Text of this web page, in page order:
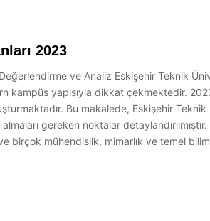
2023
ve Analiz Eskişehir Teknik
kampüs yapısıyla dikkat çekmektedir.
Bu makalede, Eskişehir
gereken noktalar detaylandırılmıştır.
birçok mühendislik, mimarlık ve temel